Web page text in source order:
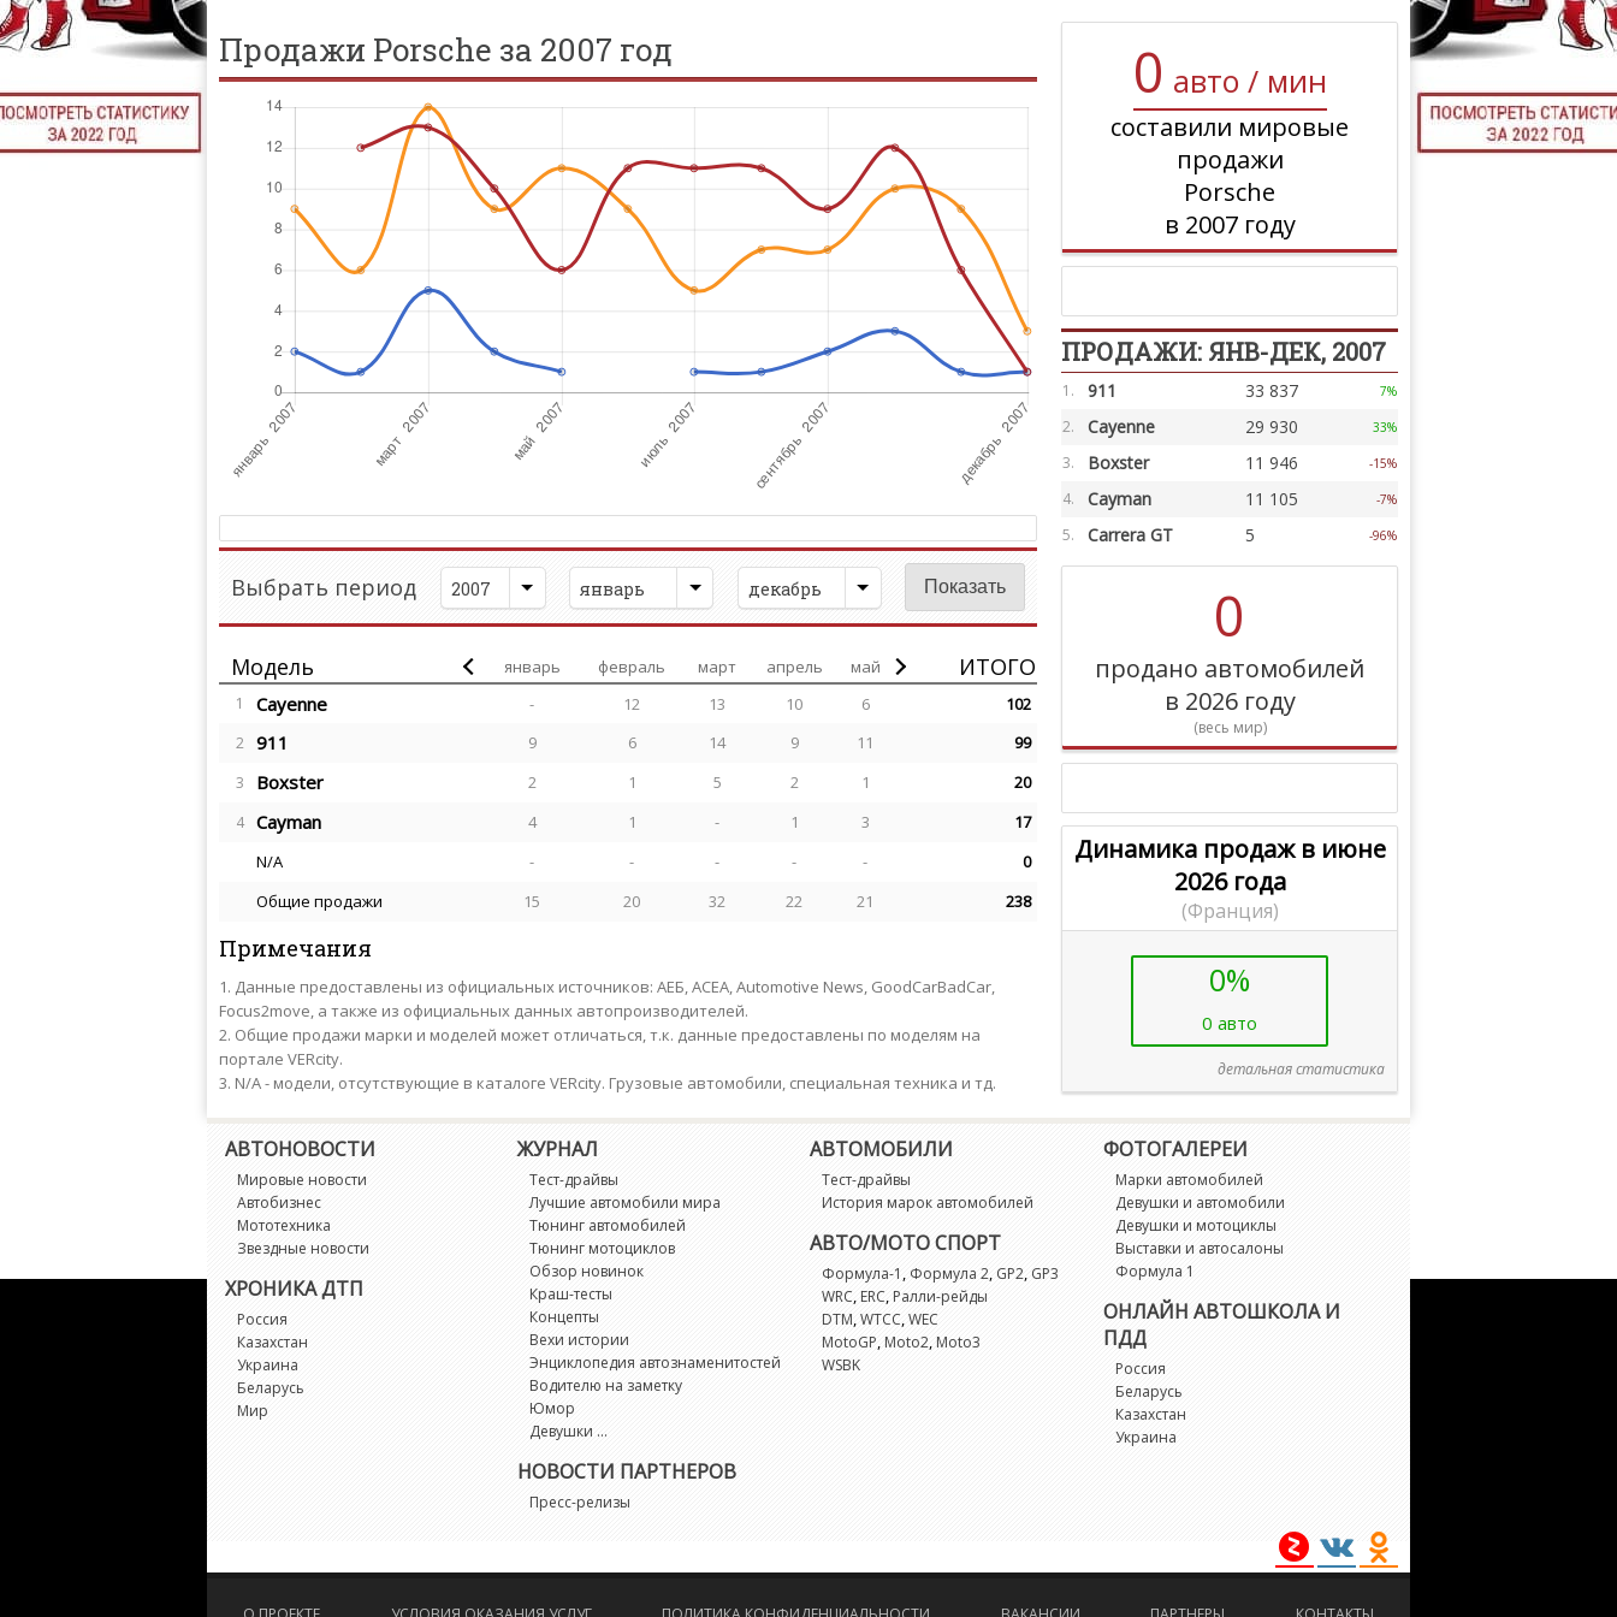
ТЮНИНГ
Продажи Porsche за 2007 год
Выбрать период 2007 январь декабрь
Модель январь февраль март апрель май ИТОГО
1 Cayenne - 12 13 10 6 102
2 911 9 6 14 9 11 99
3 Boxster 2 1 5 2 1 20
4 Cayman 4 1 - 1 3
17
N/A
- - - - -
0
Общие продажи
15 20 32 22 21 238
Примечания
Данные предоставлены из официальных источников: АЕБ, АСЕА, Automotive News, GoodCarBadCar,
Focus2move, а также из официальных данных автопроизводителей.
Общие продажи марки и моделей может отличаться, т.к. данные предоставлены по моделям на
портале VERcity.
N/A - модели, отсутствующие в каталоге VERcity. Грузовые автомобили, специальная техника и тд.
0 авто / мин
составили мировые
продажи
Porsche
в 2007 году
ПРОДАЖИ: ЯНВ-ДЕК, 2007
1. 911 33 837 7%
2. Cayenne 29 930 33%
3. Boxster 11 946 -15%
4. Cayman 11 105 -7%
5. Carrera GT 5 -96%
0
продано автомобилей
в 2026 году
(весь мир)
Динамика продаж в июне
2026 года
(Франция)
0%
0 авто
детальная статистика
АВТОНОВОСТИ
Мировые новости
Автобизнес
Мототехника
Звездные новости
ХРОНИКА ДТП
Россия
Казахстан
Украина
Беларусь
Мир
ЖУРНАЛ
Тест-драйвы
Лучшие автомобили мира
Тюнинг автомобилей
Тюнинг мотоциклов
Обзор новинок
Краш-тесты
Концепты
Вехи истории
Энциклопедия автознаменитостей
Водителю на заметку
Юмор
Девушки ...
НОВОСТИ ПАРТНЕРОВ
Пресс-релизы
АВТОМОБИЛИ
Тест-драйвы
История марок автомобилей
АВТО/МОТО СПОРТ
Формула-1 , Формула 2, GP2, GP3
WRC,ERC,Ралли-рейды
DTM,WTCC,WEC
MotoGP,Moto2,Moto3
WSBK
ФОТОГАЛЕРЕИ
Марки автомобилей
Девушки и автомобили
Девушки и мотоциклы
Выставки и автосалоны
Формула 1
ОНЛАЙН АВТОШКОЛА И
ПДД
Россия
Беларусь
Казахстан
Украина